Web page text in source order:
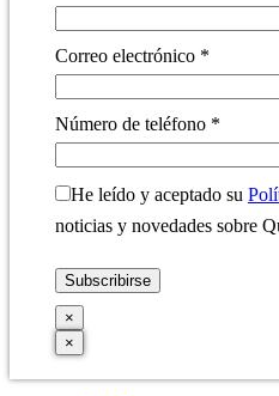
Correo electrónico *
Número de teléfono *
He leído y aceptado su
noticias y novedades sobre
×
×